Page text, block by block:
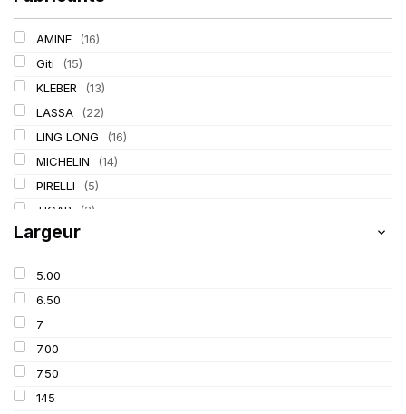
AMINE
(16)
Giti
(15)
KLEBER
(13)
LASSA
(22)
LING LONG
(16)
MICHELIN
(14)
PIRELLI
(5)
TIGAR
(2)
Largeur
5.00
6.50
7
7.00
7.50
145